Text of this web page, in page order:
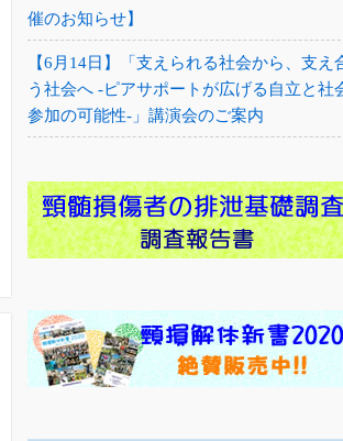
催のお知らせ】
【6月14日】「支えられる社会から、支え
う社会へ -ピアサポートが広げる自立と社
参加の可能性-」講演会のご案内